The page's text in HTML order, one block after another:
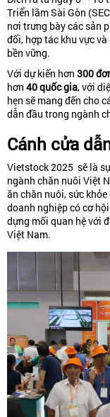
Triển lãm Sài Gòn
nơi trưng bày các sản
đổi, hợp tác khu vực
bền vững.
Với dự kiến hơn 300
hơn 40 quốc gia, với
hẹn sẽ mang đến cho
dẫn đầu trong ngành
Cánh cửa
Vietstock 2025 sẽ là
ngành chăn nuôi Việt
ăn chăn nuôi, sức
doanh nghiệp có cơ
dựng mối quan hệ với
Việt Nam.